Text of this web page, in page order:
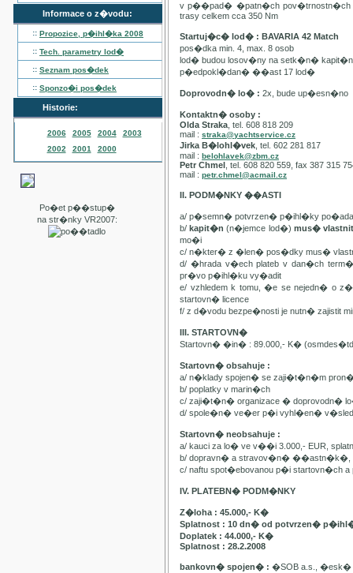
Informace o z�vodu:
:: Propozice, p�ihl�ka 2008
:: Tech. parametry lod�
:: Seznam pos�dek
:: Sponzo�i pos�dek
Historie:
2006 2005 2004
2003
2002
2001 2000
Po�et p��stup�
na str�nky VR2007:
v p��pad� �patn�ch pov�trnostn�ch
trasy celkem cca 350 Nm
Startuj�c� lod� : BAVARIA 42 Match
pos�dka min. 4, max. 8 osob
lod� budou losov�ny na setk�n�
p�edpokl�dan� ��ast 17 lod�
Doprovodn� lo� : 2x, bude up�esn�no
Kontaktn� osoby :
Olda Straka , tel. 608 818 209
mail : straka@yachtservice.cz
Jirka B�lohl�vek , tel. 602 281 817
mail : belohlavek@zbm.cz
Petr Chmel , tel. 608 820 559, fax 387 315
mail : petr.chmel@acmail.cz
II. PODM�NKY ��ASTI
a/ p�semn� potvrzen� p�ihl�ky
b/kapit�n(n�jemce lod�) mus�
mo�i
c/ n�kter� z �len� pos�dky mus�
d/ �hrada v�ech plateb v dan�ch
pr�vo p�ihl�ku vy�adit
e/ vzhledem k tomu, �e se nejedn� o
startovn� licence
f/ z d�vodu bezpe�nosti je nutn� zajistit
III. STARTOVN�
Startovn� �in� : 89.000,- K�
Startovn� obsahuje :
a/ n�klady spojen� se zaji�t�n�m
b/ poplatky v marin�ch
c/ zaji�t�n� organizace � doprovodn�
d/ spole�n� ve�er p�i vyhl�en�
Startovn� neobsahuje :
a/ kauci za lo� ve v��i 3.000,- EUR,
b/ dopravn� a stravov�n� ��astn�k�,
c/ naftu spot�ebovanou p�i startovn�ch
IV. PLATEBN� PODM�NKY
Z�loha : 45.000,- K�
Splatnost : 10 dn� od potvrzen�
Doplatek : 44.000,- K�
Splatnost : 28.2.2008
bankovn� spojen� : �SOB a.s., �esk�